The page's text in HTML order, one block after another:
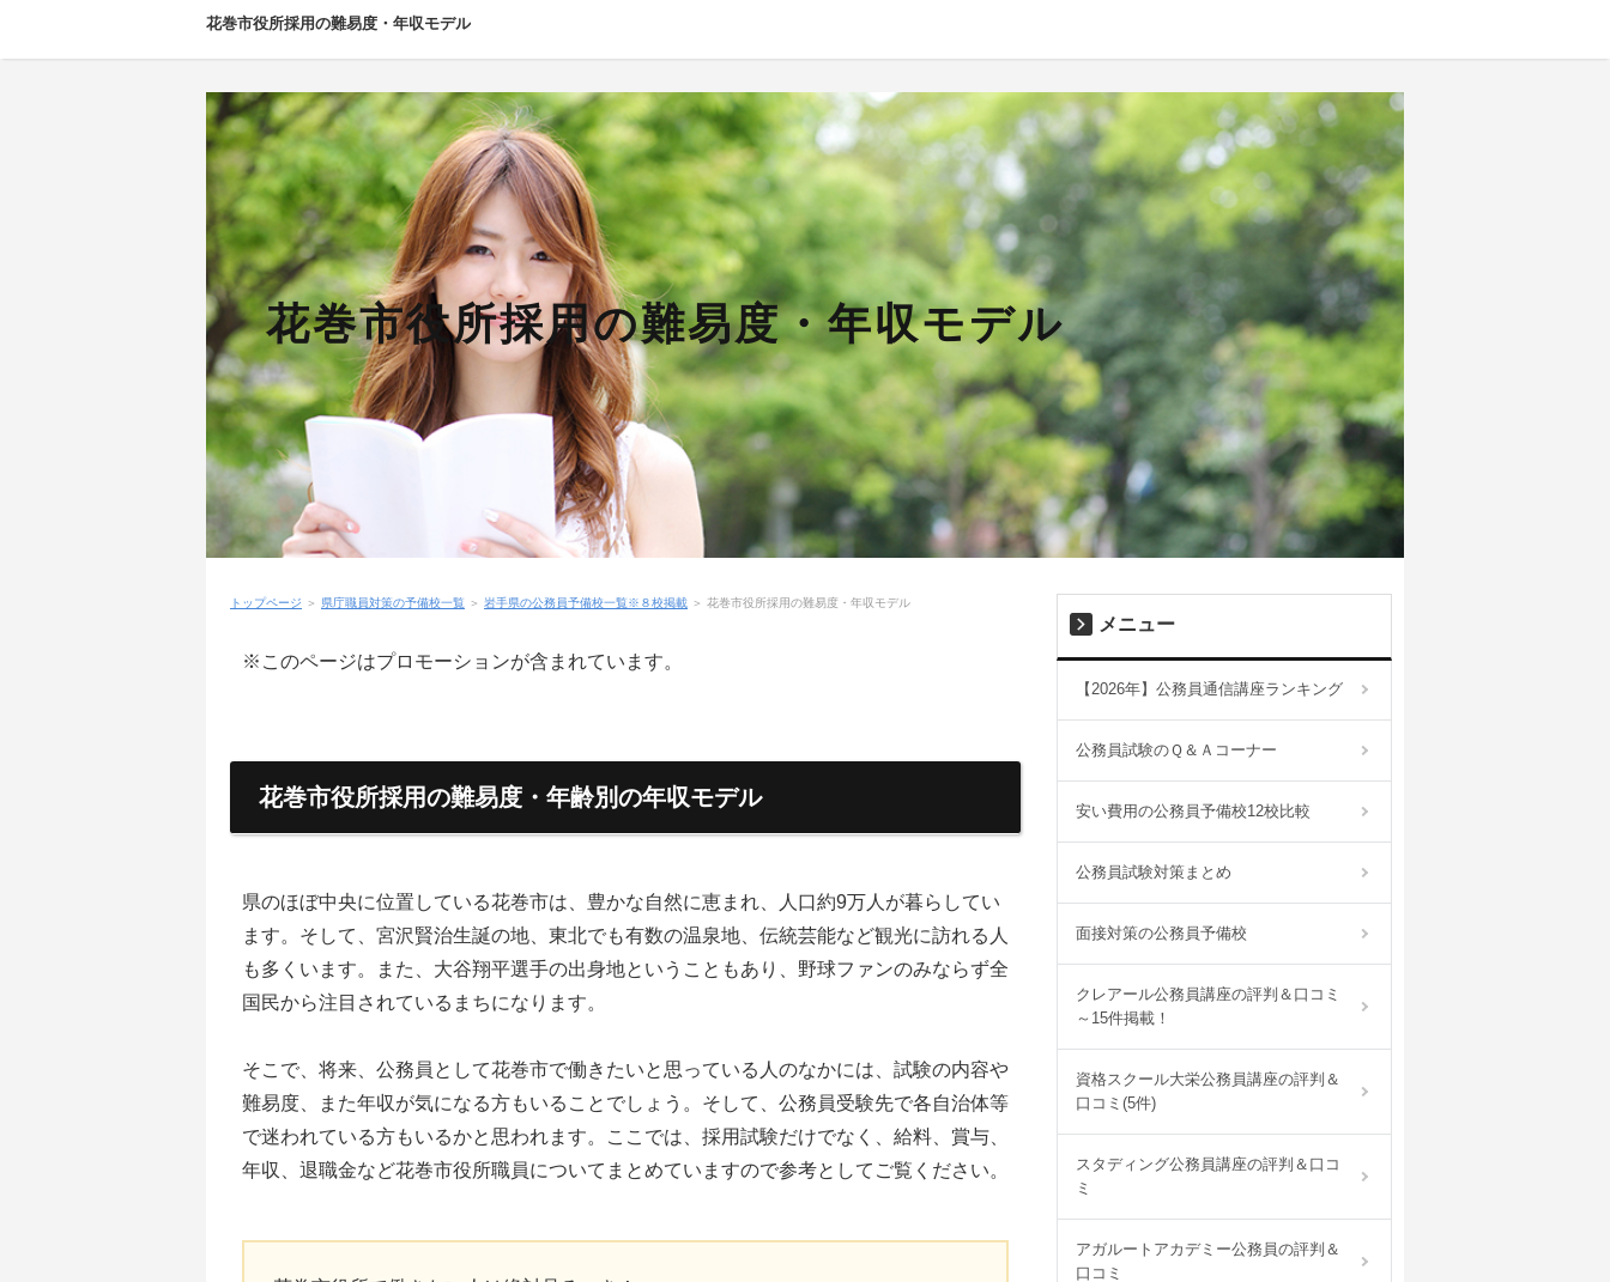
花巻市役所採用の難易度・年収モデル
花巻市役所採用の難易度・年収モデル
トップページ ＞ 県庁職員対策の予備校一覧 ＞ 岩手県の公務員予備校一覧※８校掲載 ＞ 花巻市役所採用の難易度・年収モデル
※このページはプロモーションが含まれています。
花巻市役所採用の難易度・年齢別の年収モデル
県のほぼ中央に位置している花巻市は、豊かな自然に恵まれ、人口約9万人が暮らしてい
ます。そして、宮沢賢治生誕の地、東北でも有数の温泉地、伝統芸能など観光に訪れる人
も多くいます。また、大谷翔平選手の出身地ということもあり、野球ファンのみならず全
国民から注目されているまちになります。
そこで、将来、公務員として花巻市で働きたいと思っている人のなかには、試験の内容や
難易度、また年収が気になる方もいることでしょう。そして、公務員受験先で各自治体等
で迷われている方もいるかと思われます。ここでは、採用試験だけでなく、給料、賞与、
年収、退職金など花巻市役所職員についてまとめていますので参考としてご覧ください。
メニュー
【2026年】公務員通信講座ランキング
公務員試験のＱ＆Ａコーナー
安い費用の公務員予備校12校比較
公務員試験対策まとめ
面接対策の公務員予備校
クレアール公務員講座の評判＆口コミ
～15件掲載！
資格スクール大栄公務員講座の評判＆
口コミ(5件)
スタディング公務員講座の評判＆口コ
ミ
アガルートアカデミー公務員の評判＆
口コミ